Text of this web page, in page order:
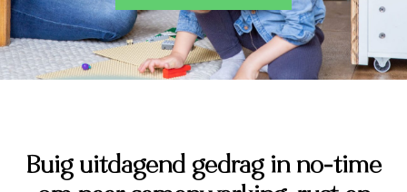
Buig uitdagend gedrag in no-time